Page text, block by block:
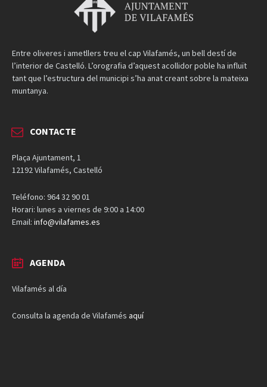
Entre oliveres i ametllers treu el cap Vilafamés, un bell destí de
l’interior de Castelló. L’orografia d’aquest acollidor poble ha influït
tant que l’estructura del municipi s’ha anat creant sobre la mateixa
muntanya.
CONTACTE
Plaça Ajuntament, 1
12192 Vilafamés, Castelló
Teléfono: 964 32 90 01
Horari: lunes a viernes de 9:00 a 14:00
Email: info@vilafames.es
AGENDA
Vilafamés al día
Consulta la agenda de Vilafamés aquí